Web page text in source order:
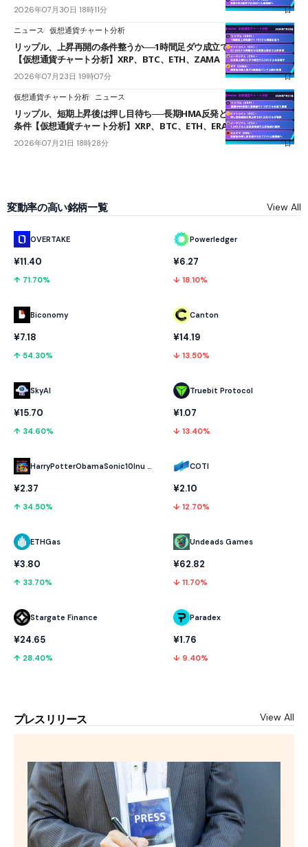
2026年07月30日 18時11分
ニュース 仮想通貨チャート分析
リップル、上昇再開の条件整うか──1時間足ダウ成立で1.185ドルを狙う
【仮想通貨チャート分析】XRP、BTC、ETH、ZAMA
2026年07月23日 19時07分
仮想通貨チャート分析 ニュース
リップル、短期上昇後は押し目待ち──長期HMA反発と雲上抜けが買い
条件【仮想通貨チャート分析】XRP、BTC、ETH、ERA
2026年07月21日 18時28分
変動率の高い銘柄一覧 View All
OVERTAKE
¥11.40
↑ 71.70%
Biconomy
¥7.18
↑ 54.30%
SkyAI
¥15.70
↑ 34.60%
HarryPotterObamaSonic10Inu (ETH)
¥2.37
↑ 34.50%
ETHGas
¥3.80
↑ 33.70%
Stargate Finance
¥24.65
↑ 28.40%
Powerledger
¥6.27
↓ 18.10%
Canton
¥14.19
↓ 13.50%
Truebit Protocol
¥1.07
↓ 13.40%
COTI
¥2.10
↓ 12.70%
Undeads Games
¥62.82
↓ 11.70%
Paradex
¥1.76
↓ 9.40%
プレスリリース View All